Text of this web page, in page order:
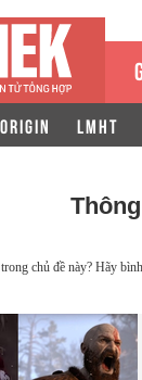
LMHT
chủ đề này? Hãy